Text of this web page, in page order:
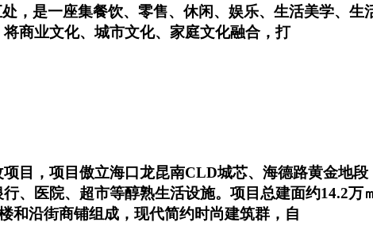
，是一座集餐饮、零售、休闲、娱乐、生活美学、
商业文化、城市文化、家庭文化融合，打
目，项目傲立海口龙昆南CLD城芯、海德路黄金地
、医院、超市等醇熟生活设施。项目总建面约14.2
和沿街商铺组成，现代简约时尚建筑群，自